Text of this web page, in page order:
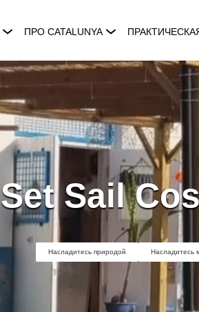
ПРО CATALUNYA
Set Sail
Насладитесь природой Насладитесь